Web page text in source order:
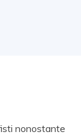
nonostante